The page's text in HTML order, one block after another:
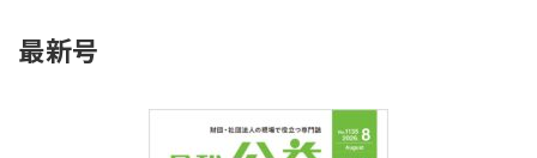
最新号